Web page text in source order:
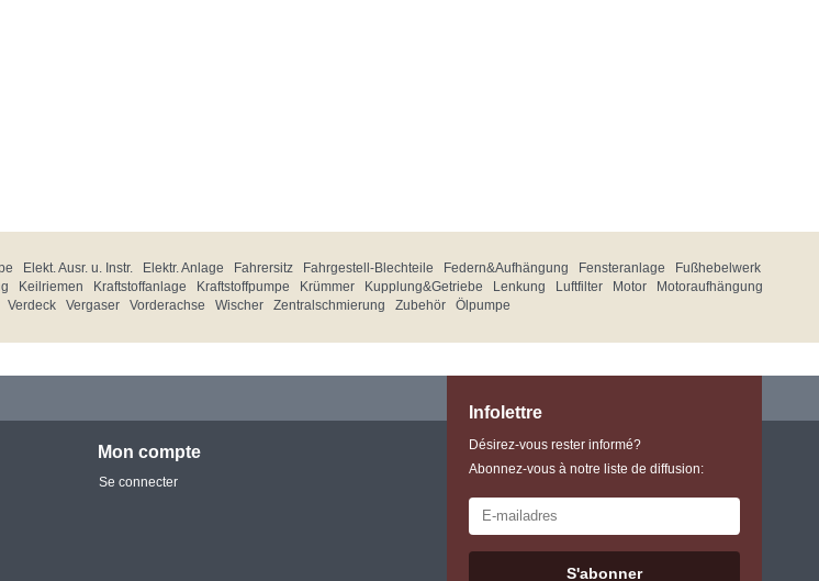
Elekt. Ausr. u. Instr. Elektr. Anlage Fahrersitz Fahrgestell-Blechteile Federn&Aufhängung Fensteranlage
Fußhebelwerk
Keilriemen Kraftstoffanlage Kraftstoffpumpe Krümmer Kupplung&Getriebe Lenkung Luftfilter Motor
Motoraufhängung
Verdeck Vergaser Vorderachse Wischer Zentralschmierung Zubehör Ölpumpe
Mon compte
Se connecter
Infolettre
Désirez-vous rester informé?
Abonnez-vous à notre liste de diffusion:
S'abonner